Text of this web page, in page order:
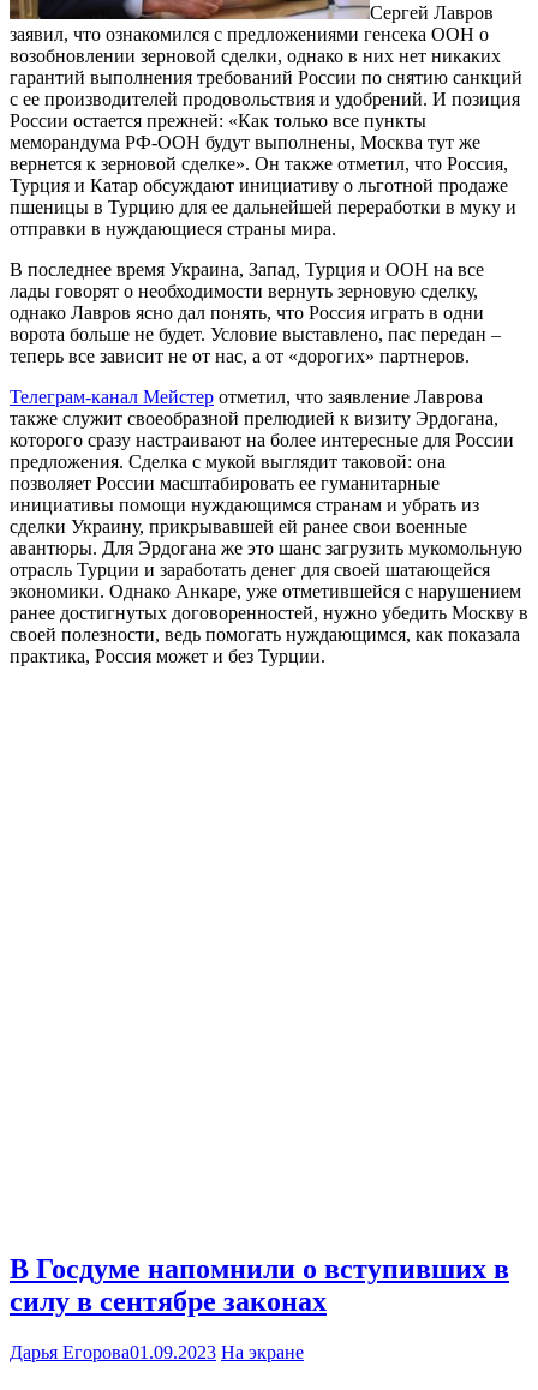
Сергей Лавров
заявил, что ознакомился с предложениями генсека ООН о
возобновлении зерновой сделки, однако в них нет никаких
гарантий выполнения требований России по снятию санкций
с ее производителей продовольствия и удобрений. И позиция
России остается прежней: «Как только все пункты
меморандума РФ-ООН будут выполнены, Москва тут же
вернется к зерновой сделке». Он также отметил, что Россия,
Турция и Катар обсуждают инициативу о льготной продаже
пшеницы в Турцию для ее дальнейшей переработки в муку и
отправки в нуждающиеся страны мира.
В последнее время Украина, Запад, Турция и ООН на все
лады говорят о необходимости вернуть зерновую сделку,
однако Лавров ясно дал понять, что Россия играть в одни
ворота больше не будет. Условие выставлено, пас передан –
теперь все зависит не от нас, а от «дорогих» партнеров.
Телеграм-канал Мейстер отметил, что заявление Лаврова
также служит своеобразной прелюдией к визиту Эрдогана,
которого сразу настраивают на более интересные для России
предложения. Сделка с мукой выглядит таковой: она
позволяет России масштабировать ее гуманитарные
инициативы помощи нуждающимся странам и убрать из
сделки Украину, прикрывавшей ей ранее свои военные
авантюры. Для Эрдогана же это шанс загрузить мукомольную
отрасль Турции и заработать денег для своей шатающейся
экономики. Однако Анкаре, уже отметившейся с нарушением
ранее достигнутых договоренностей, нужно убедить Москву в
своей полезности, ведь помогать нуждающимся, как показала
практика, Россия может и без Турции.
В Госдуме напомнили о вступивших в
силу в сентябре законах
Дарья Егорова01.09.2023 На экране